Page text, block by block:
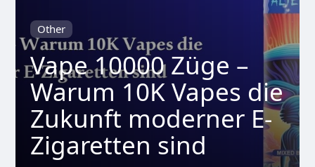
Other
Vape 10000 Züge –
Warum 10K Vapes die
Zukunft moderner E-
Zigaretten sind